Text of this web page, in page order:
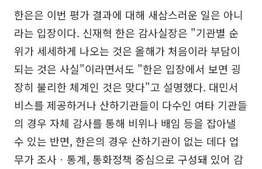
한은은 이번 평가 결과에 대해 새삼스러운 일은 아니
라는 입장이다. 신재혁 한은 감사실장은 "기관별 순
위가 세세하게 나오는 것은 올해가 처음이라 부담이
되는 것은 사실"이라면서도 "한은 입장에서 보면 굉
장히 불리한 체계인 것은 맞다"고 설명했다. 대민서
비스를 제공하거나 산하기관들이 다수인 여타 기관들
의 경우 자체 감사를 통해 비위나 배임 등을 잡아낼
수 있는 반면, 한은의 경우 산하기관이 없는 데다 업
무가 조사ㆍ통계, 통화정책 중심으로 구성돼 있어 감